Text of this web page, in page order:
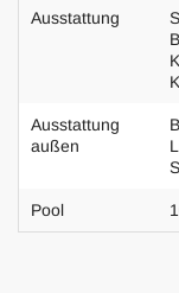
einen Aufpreis
gibt hier ein
Einzelbetten, die
weiteren
einen Billardtisch.
Die Villa ist mit
Ausstattung
Ausstattung
außen
Pool